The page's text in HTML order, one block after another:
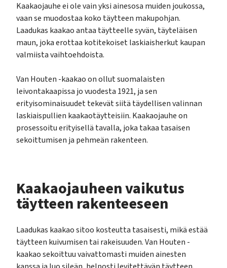
Kaakaojauhe ei ole vain yksi ainesosa muiden joukossa,
vaan se muodostaa koko täytteen makupohjan.
Laadukas kaakao antaa täytteelle syvän, täyteläisen
maun, joka erottaa kotitekoiset laskiaisherkut kaupan
valmiista vaihtoehdoista.
Van Houten -kaakao on ollut suomalaisten
leivontakaapissa jo vuodesta 1921, ja sen
erityisominaisuudet tekevät siitä täydellisen valinnan
laskiaispullien kaakaotäytteisiin. Kaakaojauhe on
prosessoitu erityisellä tavalla, joka takaa tasaisen
sekoittumisen ja pehmeän rakenteen.
Kaakaojauheen vaikutus
täytteen rakenteeseen
Laadukas kaakao sitoo kosteutta tasaisesti, mikä estää
täytteen kuivumisen tai rakeisuuden. Van Houten -
kaakao sekoittuu vaivattomasti muiden ainesten